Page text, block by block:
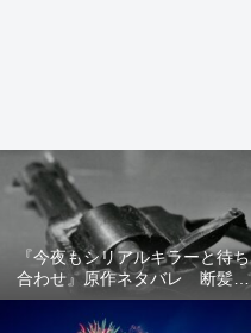
『今夜もシリアルキラーと待ち
合わせ』原作ネタバレ 断髪オ
ブジェ殺人事件 犯人の正体や
結末を解説